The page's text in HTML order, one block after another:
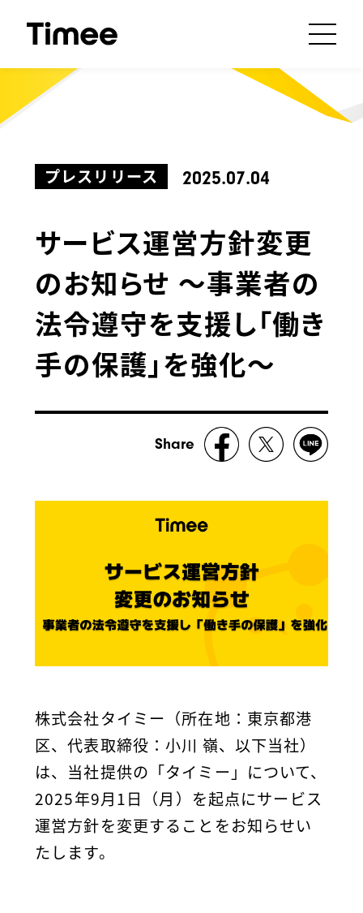
プレスリリース 2025.07.04
Share
サービス運営方針変更
のお知らせ 〜事業者の
法令遵守を支援し「働き
手の保護」を強化〜
株式会社タイミー（所在地：東京都港
区、代表取締役：小川 嶺、以下当社）
は、当社提供の「タイミー」について、
2025年9月1日（月）を起点にサービス
運営方針を変更することをお知らせい
たします。